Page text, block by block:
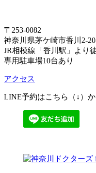
〒253-0082
神奈川県茅ケ崎市香川2-
JR相模線「香川駅」より
専用駐車場10台あり
アクセス
LINE予約はこちら（↓）か